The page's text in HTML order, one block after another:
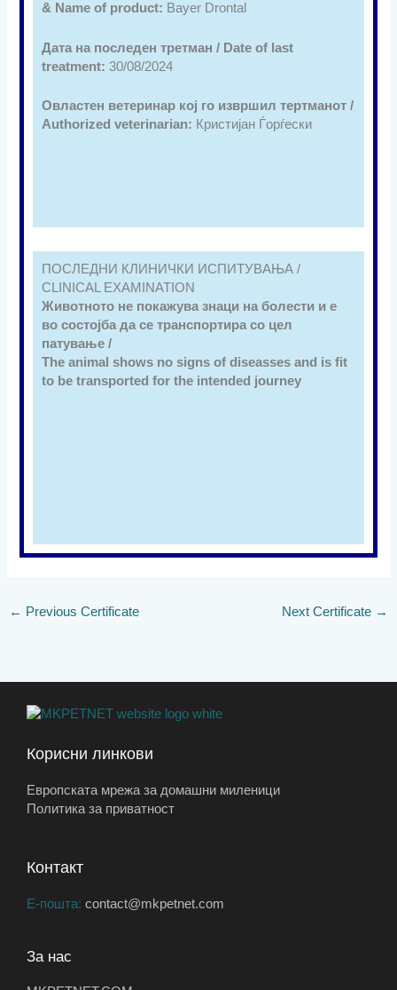
& Name of product: Bayer Drontal
Дата на последен третман / Date of last
treatment: 30/08/2024
Овластен ветеринар кој го извршил тертманот /
Authorized veterinarian: Кристијан Ѓорѓески
ПОСЛЕДНИ КЛИНИЧКИ ИСПИТУВАЊА /
CLINICAL EXAMINATION
Животното не покажува знаци на болести и е
во состојба да се транспортира со цел
патување /
The animal shows no signs of diseasses and is fit
to be transported for the intended journey
← Previous Certificate Next Certificate →
Корисни линкови
Европската мрежа за домашни миленици
Политика за приватност
Контакт
Е-пошта: contact@mkpetnet.com
За нас